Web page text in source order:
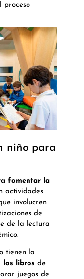
proceso
niño para
fomentar la
actividades
involucren
de
de la lectura
tienen la
los libros de
juegos de